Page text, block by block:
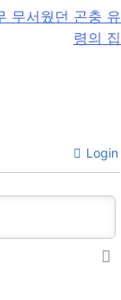
무서웠던 곤충 유
령의 집
Login